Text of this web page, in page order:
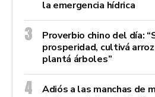
la emergencia hídrica
Proverbio chino del día:
prosperidad, cultivá
plantá árboles”
Adiós a las manchas de